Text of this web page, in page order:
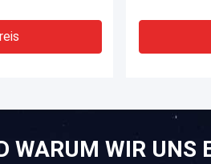
WARUM WIR UNS